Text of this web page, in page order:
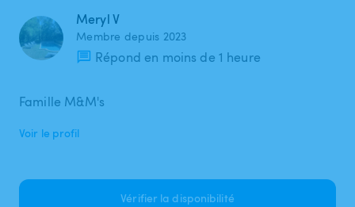
Meryl V
Membre depuis 2023
Répond en moins de 1 heure
Famille M&M's
Voir le profil
Vérifier la disponibilité